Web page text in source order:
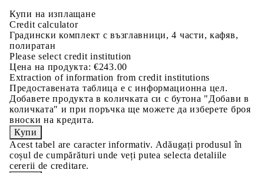
Купи на изплащане
Credit calculator
Градински комплект с възглавници, 4 части, кафяв,
полиратан
Please select credit institution
Цена на продукта: €243.00
Extraction of information from credit institutions
Предоставената таблица е с информационна цел.
Добавете продукта в количката си с бутона "Добави в
количката" и при поръчка ще можете да изберете броя
вноски на кредита.
Acest tabel are caracter informativ. Adăugați produsul în
coșul de cumpărături unde veți putea selecta detaliile
cererii de creditare.